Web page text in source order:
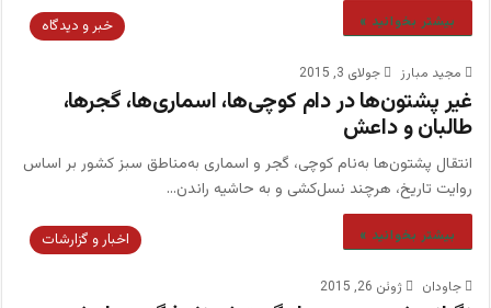
بیشتر بخوانید » خبر و دیدگاه
مجید مبارز جولای 3, 2015
غیر پشتون‌ها در دام کوچی‌ها، اسماری‌ها، گجرها،
طالبان و داعش
انتقال پشتون‌ها به‌نام کوچی، گجر و اسماری به‌مناطق سبز کشور بر اساس
روایت تاریخ، هرچند نسل‌کشی و به حاشیه راندن…
بیشتر بخوانید » اخبار و گزارشات
جاودان ژوئن 26, 2015